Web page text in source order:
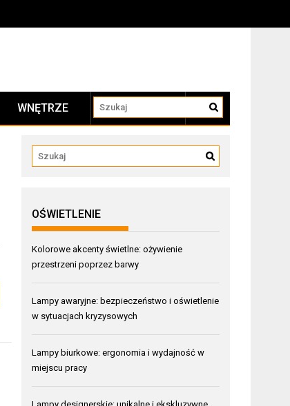
WNĘTRZE KONTAKT
OŚWIETLENIE
Kolorowe akcenty świetlne: ożywienie
przestrzeni poprzez barwy
Lampy awaryjne: bezpieczeństwo i oświetlenie
w sytuacjach kryzysowych
Lampy biurkowe: ergonomia i wydajność w
miejscu pracy